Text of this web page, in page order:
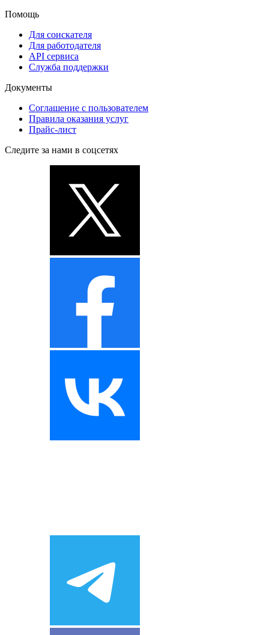
Помощь
Для соискателя
Для работодателя
API сервиса
Служба поддержки
Документы
Соглашение с пользователем
Правила оказания услуг
Прайс-лист
Следите за нами в соцсетях